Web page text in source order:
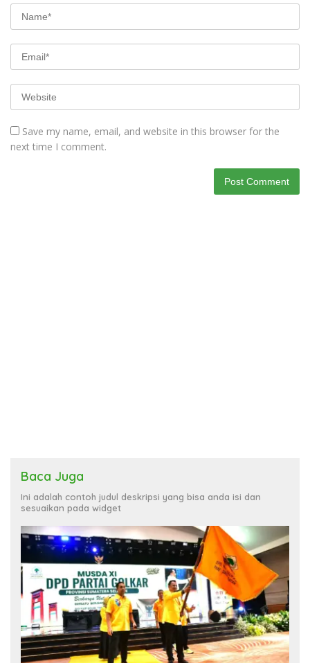
Save my name, email, and website in this browser for the
next time I comment.
Baca Juga
Ini adalah contoh judul deskripsi yang bisa anda isi dan
sesuaikan pada widget